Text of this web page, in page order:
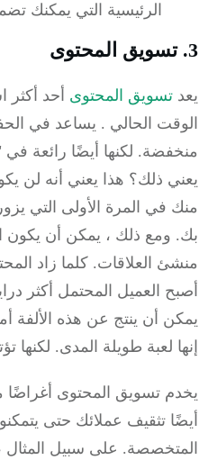
الرئيسية التي يمكنك
تسويق المحتوىأحد أكثر
الحالي.يساعد في
لكنها أيضًا رائعة في
ذلك؟هذا يعني أنه لن يكون
في المرة الأولى التي
ومع ذلك ، يمكن أن يكون
العلاقات.كلما زاد
العميل المحتمل أكثر دراية
أن ينتج عن هذه الألفة
لعبة طويلة المدى.لكنها تؤتي
تسويق المحتوى أغراضًا
تثقيف عملائك حتى يتمكنوا
على سبيل المثال ،